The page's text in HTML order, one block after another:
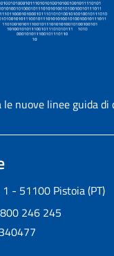
nuove linee guida di
1 - 51100 Pistoia (PT)
246 245